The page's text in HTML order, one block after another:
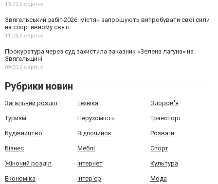
13:09, 6 серпня
Звягельський забіг-2026: містян запрошують випробувати свої сили
на спортивному святі
11:08, 6 серпня
Прокуратура через суд захистила заказник «Зелена лагуна» на
Звягельщині
09:00, 6 серпня
Рубрики новин
Загальний розділ Техніка Здоров'я
Туризм Нерухомість Транспорт
Будівництво Відпочинок Розваги
Бізнес Меблі Спорт
Жіночий розділ Інтернет Культура
Економіка Інтер'єр Мода